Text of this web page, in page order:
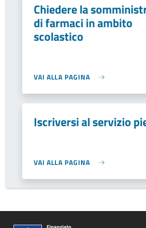
Chiedere la
di farmaci in ambito
scolastico
VAI ALLA PAGINA
Iscriversi al servizio
VAI ALLA PAGINA